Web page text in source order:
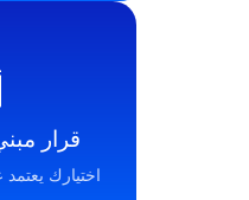
قرار مبني على الواقع
اختيارك يعتمد على تجربة